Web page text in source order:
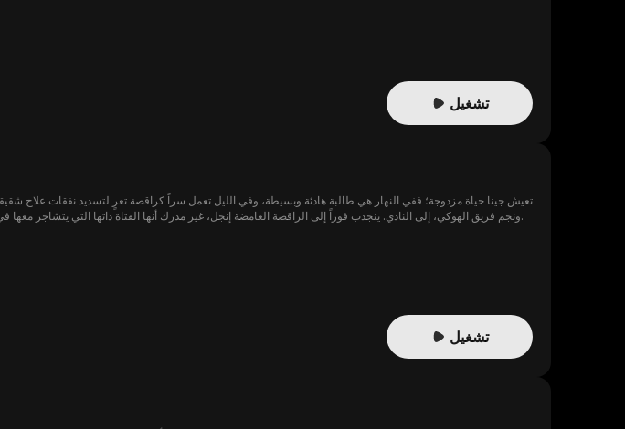
تشغيل
تعيش جينا حياة مزدوجة؛ ففي النهار هي طالبة هادئة وبسيطة، وفي الليل تعمل سراً كراقصة تعرٍ لتسديد نفقات علاج
ونجم فريق الهوكي، إلى النادي. ينجذب فوراً إلى الراقصة الغامضة إنجل، غير مدرك أنها الفتاة ذاتها التي يتشاجر معها في المدرسة. ولكن كلما توطدت علاقتهما، اقتربا أكثر من كشف أسرار بعضهما.
تشغيل